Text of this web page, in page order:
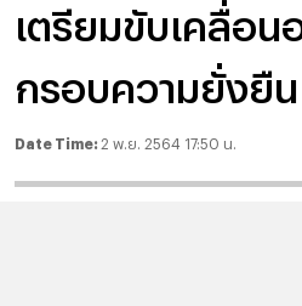
เตรียมขับเคลื่อน
กรอบความยั่งยืน
Date Time: 2 พ.ย. 2564 17:50 น.